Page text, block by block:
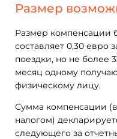
Размер
Размер компенсации
составляет 0,30 евро
поездки, но не более
месяц одному
физическому лицу.
Сумма компенсации
налогом)
следующего за